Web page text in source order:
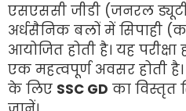
एसएससी जीडी (जनरल
अर्धसैनिक बलों में सिपाही
आयोजित होती है। यह परीक्षा
एक महत्वपूर्ण अवसर होती
के लिए SSC GD का विस्तृत